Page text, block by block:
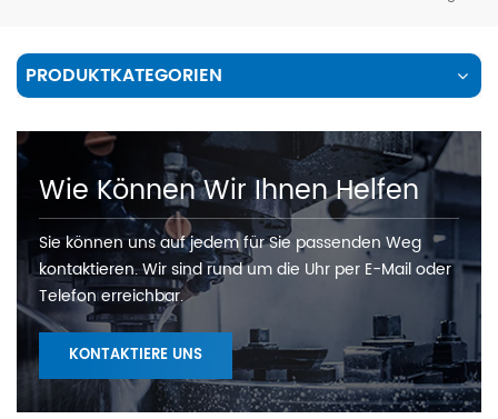
PRODUKTKATEGORIEN
Wie Können Wir Ihnen Helfen
Sie können uns auf jedem für Sie passenden Weg
kontaktieren. Wir sind rund um die Uhr per E-Mail oder
Telefon erreichbar.
KONTAKTIERE UNS